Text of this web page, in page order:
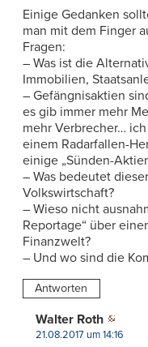
Einige Gedanken
man mit dem Finger
Fragen:
– Was ist die
Immobilien,
– Gefängnisaktien
es gib immer mehr
mehr Verbrecher…
einem Radarfallen-
einige „Sünden-
– Was bedeutet
Volkswirtschaft?
– Wieso nicht
Reportage“ über
Finanzwelt?
– Und wo sind die
Antworten
Walter Roth
21.08.2017 um 14:16